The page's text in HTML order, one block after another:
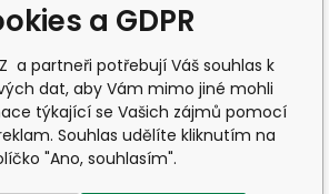
a GDPR
a partneři potřebují Váš souhlas k
dat, aby Vám mimo jiné mohli
týkající se Vašich zájmů pomocí
Souhlas udělíte kliknutím na
"Ano, souhlasím".